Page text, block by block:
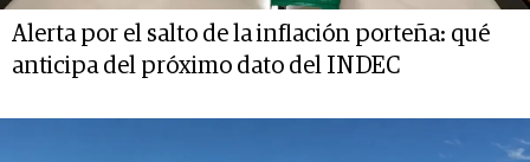
Alerta por el salto de la inflación porteña: qué
anticipa del próximo dato del INDEC